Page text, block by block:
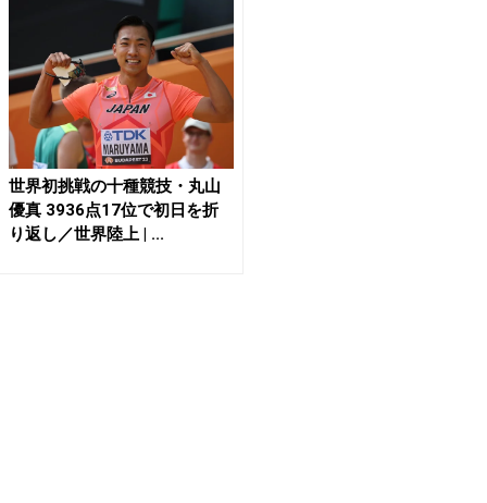
世界初挑戦の十種競技・丸山
優真 3936点17位で初日を折
り返し／世界陸上 | ...